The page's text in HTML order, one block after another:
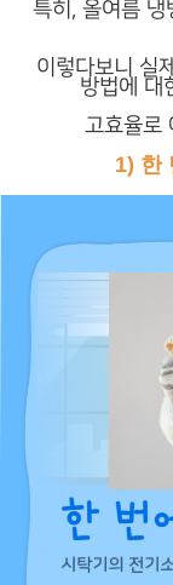
특히, 올여름 냉
이렇다보니 실
방법에 대
고효율로
1) 한